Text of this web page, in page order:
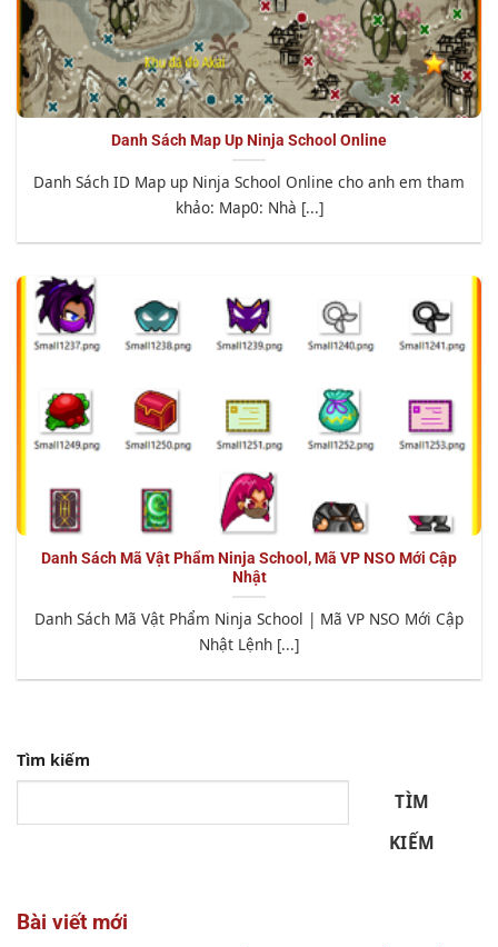
Danh Sách Map Up Ninja School Online
Danh Sách ID Map up Ninja School Online cho anh em tham
khảo: Map0: Nhà [...]
Danh Sách Mã Vật Phẩm Ninja School, Mã VP NSO Mới Cập
Nhật
Danh Sách Mã Vật Phẩm Ninja School | Mã VP NSO Mới Cập
Nhật Lệnh [...]
Tìm kiếm
TÌM
KIẾM
Bài viết mới